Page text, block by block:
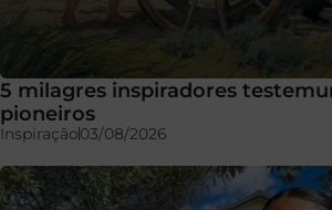
5 milagres inspiradores
pioneiros
Inspiração03/08/2026